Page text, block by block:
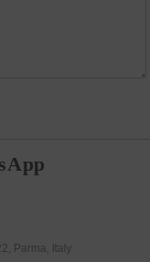
Parma, Italy